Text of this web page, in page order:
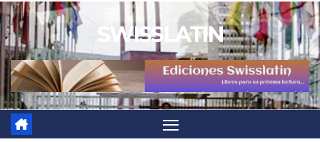
Saltar
al
contenido
SWISSLATIN